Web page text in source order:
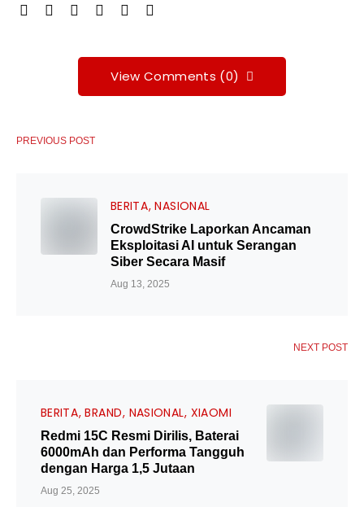
View Comments (0)
PREVIOUS POST
BERITA NASIONAL
CrowdStrike Laporkan Ancaman
Eksploitasi AI untuk Serangan
Siber Secara Masif
Aug 13, 2025
NEXT POST
BERITA BRAND NASIONAL XIAOMI
Redmi 15C Resmi Dirilis, Baterai
6000mAh dan Performa Tangguh
dengan Harga 1,5 Jutaan
Aug 25, 2025